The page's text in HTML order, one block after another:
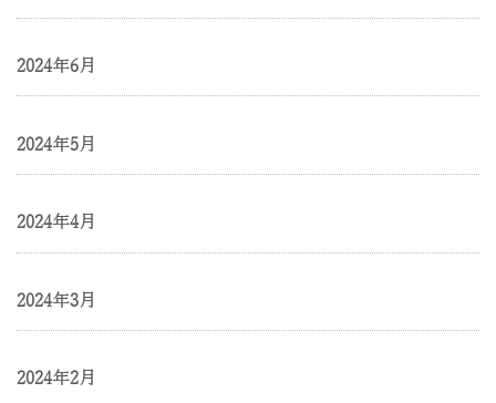
2024年6月
2024年5月
2024年4月
2024年3月
2024年2月